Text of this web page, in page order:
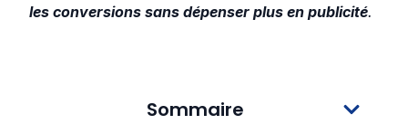
les conversions sans dépenser plus en publicité.
Sommaire